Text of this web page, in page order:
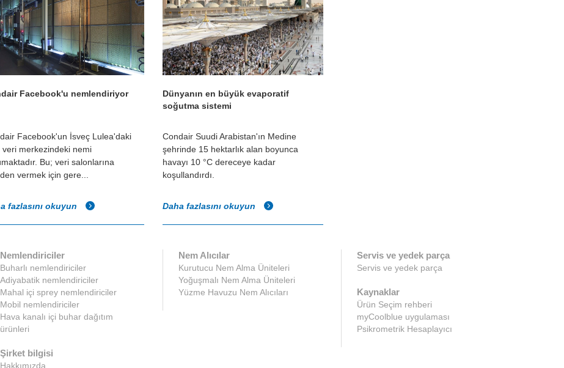
Facebook'u nemlendiriyor
Facebook'un İsveç Lulea'daki
veri merkezindeki nemi
Bu; veri salonlarına
vermek için gere...
fazlasını okuyun
Dünyanın en büyük evaporatif
soğutma sistemi
Condair Suudi Arabistan'ın Medine
şehrinde 15 hektarlık alan boyunca
havayı 10 °C dereceye kadar
koşullandırdı.
Daha fazlasını okuyun
Nemlendiriciler
Buharlı nemlendiriciler
Adiyabatik nemlendiriciler
Mahal içi sprey nemlendiriciler
Mobil nemlendiriciler
Hava kanalı içi buhar dağıtım
ürünleri
Nem Alıcılar
Kurutucu Nem Alma Üniteleri
Yoğuşmalı Nem Alma Üniteleri
Yüzme Havuzu Nem Alıcıları
Servis ve yedek parça
Servis ve yedek parça
Kaynaklar
Ürün Seçim rehberi
myCoolblue uygulaması
Psikrometrik Hesaplayıcı
Şirket bilgisi
Hakkımızda